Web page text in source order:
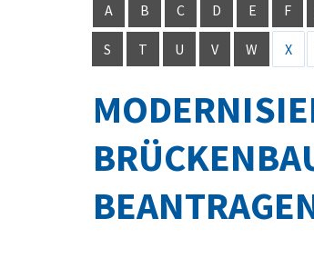
A B C D E F
S T U V W X